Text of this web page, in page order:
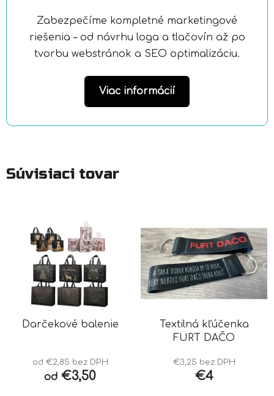
Zabezpečíme kompletné marketingové
riešenia – od návrhu loga a tlačovín až po
tvorbu webstránok a SEO optimalizáciu.
Viac informácií
Súvisiaci tovar
Darčekové balenie
od €2,85 bez DPH
od €3,50
Textilná kľúčenka
FURT DAČO
€3,25 bez DPH
€4